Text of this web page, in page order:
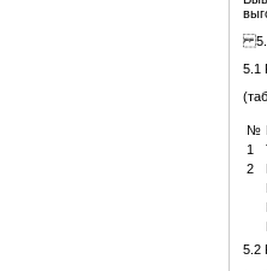
5.
5.1
№
1
2
5.2